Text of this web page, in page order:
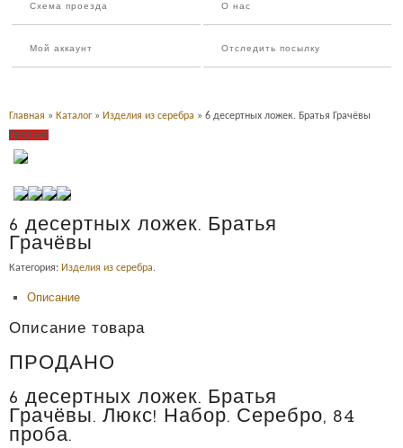
Схема проезда О нас
Мой аккаунт Отследить посылку
Главная » Каталог » Изделия из серебра » 6 десертных ложек. Братья Грачёвы
Продано
6 десертных ложек. Братья
Грачёвы
Категория: Изделия из серебра.
Описание
Описание товара
ПРОДАНО
6 десертных ложек. Братья
Грачёвы. Люкс! Набор. Серебро, 84
проба.